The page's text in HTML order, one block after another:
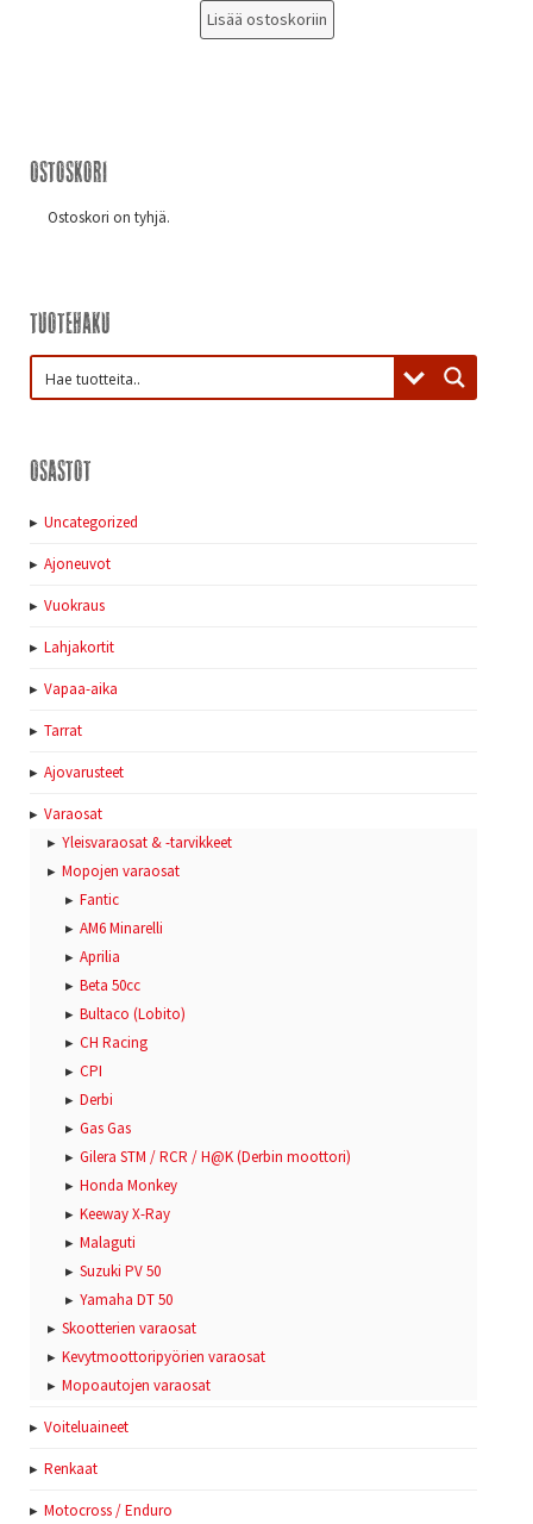
Lisää ostoskoriin
Ostoskori
Ostoskori on tyhjä.
Tuotehaku
Osastot
Uncategorized
Ajoneuvot
Vuokraus
Lahjakortit
Vapaa-aika
Tarrat
Ajovarusteet
Varaosat
Yleisvaraosat & -tarvikkeet
Mopojen varaosat
Fantic
AM6 Minarelli
Aprilia
Beta 50cc
Bultaco (Lobito)
CH Racing
CPI
Derbi
Gas Gas
Gilera STM / RCR / H@K (Derbin moottori)
Honda Monkey
Keeway X-Ray
Malaguti
Suzuki PV 50
Yamaha DT 50
Skootterien varaosat
Kevytmoottoripyörien varaosat
Mopoautojen varaosat
Voiteluaineet
Renkaat
Motocross / Enduro